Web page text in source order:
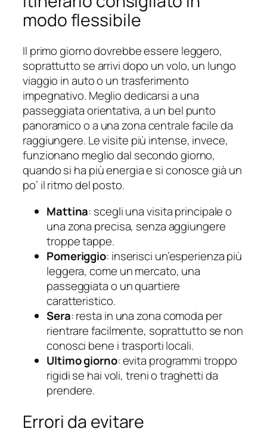
modo flessibile
Il primo giorno dovrebbe essere leggero,
soprattutto se arrivi dopo un volo, un lungo
viaggio in auto o un trasferimento
impegnativo. Meglio dedicarsi a una
passeggiata orientativa, a un bel punto
panoramico o a una zona centrale facile da
raggiungere. Le visite più intense, invece,
funzionano meglio dal secondo giorno,
quando si ha più energia e si conosce già un
po’ il ritmo del posto.
Mattina: scegli una visita principale o
una zona precisa, senza aggiungere
troppe tappe.
Pomeriggio: inserisci un’esperienza più
leggera, come un mercato, una
passeggiata o un quartiere
caratteristico.
Sera: resta in una zona comoda per
rientrare facilmente, soprattutto se non
conosci bene i trasporti locali.
Ultimo giorno: evita programmi troppo
rigidi se hai voli, treni o traghetti da
prendere.
Errori da evitare